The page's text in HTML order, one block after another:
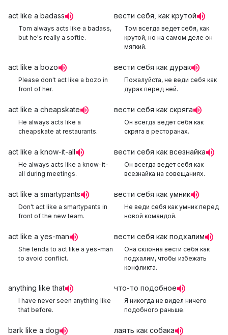
act like a badass
Tom always acts like a badass,
but he's really a softie.
вести себя, как крутой
Том всегда ведет себя, как
крутой, но на самом деле он
мягкий.
act like a bozo
Please don't act like a bozo in
front of her.
вести себя как дурак
Пожалуйста, не веди себя как
дурак перед ней.
act like a cheapskate
He always acts like a
cheapskate at restaurants.
вести себя как скряга
Он всегда ведет себя как
скряга в ресторанах.
act like a know-it-all
He always acts like a know-it-
all during meetings.
вести себя как всезнайка
Он всегда ведет себя как
всезнайка на совещаниях.
act like a smartypants
Don't act like a smartypants in
front of the new team.
вести себя как умник
Не веди себя как умник перед
новой командой.
act like a yes-man
She tends to act like a yes-man
to avoid conflict.
вести себя как подхалим
Она склонна вести себя как
подхалим, чтобы избежать
конфликта.
anything like that
I have never seen anything like
that before.
что-то подобное
Я никогда не видел ничего
подобного раньше.
bark like a dog лаять как собака